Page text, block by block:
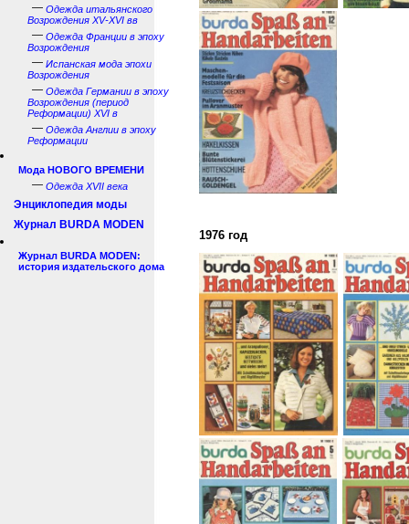
— Одежда итальянского
Возрождения XV-XVI вв
— Одежда Франции в эпоху
Возрождения
— Испанская мода эпохи
Возрождения
— Одежда Германии в эпоху
Возрождения (период
Реформации) XVI в
— Одежда Англии в эпоху
Реформации
Мода НОВОГО ВРЕМЕНИ
— Одежда XVII века
Энциклопедия моды
Журнал BURDA MODEN
Журнал BURDA MODEN:
история издательского дома
1976 год